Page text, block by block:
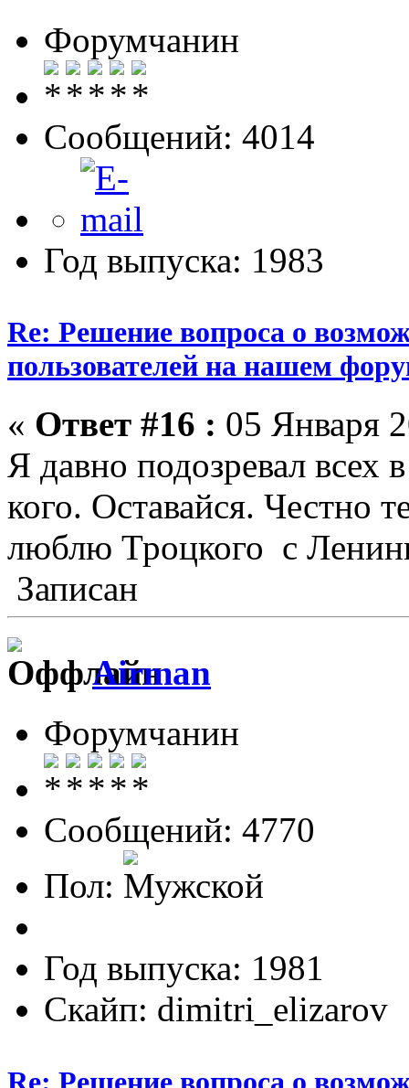
Форумчанин
Сообщений: 4014
Год выпуска: 1983
Re: Решение вопроса о
пользователей на нашем
« Ответ #16 : 05 Января
Я давно подозревал
кого. Оставайся. Честно
люблю Троцкого с
Записан
Airman
Форумчанин
Сообщений: 4770
Пол:
Год выпуска: 1981
Скайп: dimitri_elizarov
Re: Решение вопроса о